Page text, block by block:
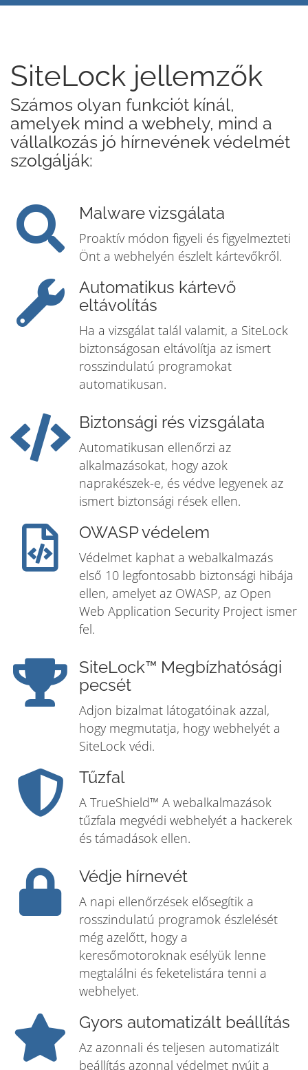
SiteLock jellemzők
Számos olyan funkciót kínál,
amelyek mind a webhely, mind a
vállalkozás jó hírnevének védelmét
szolgálják:
Malware vizsgálata
Proaktív módon figyeli és figyelmezteti
Önt a webhelyén észlelt kártevőkről.
Automatikus kártevő
eltávolítás
Ha a vizsgálat talál valamit, a SiteLock
biztonságosan eltávolítja az ismert
rosszindulatú programokat
automatikusan.
Biztonsági rés vizsgálata
Automatikusan ellenőrzi az
alkalmazásokat, hogy azok
naprakészek-e, és védve legyenek az
ismert biztonsági rések ellen.
OWASP védelem
Védelmet kaphat a webalkalmazás
első 10 legfontosabb biztonsági hibája
ellen, amelyet az OWASP, az Open
Web Application Security Project ismer
fel.
SiteLock™ Megbízhatósági
pecsét
Adjon bizalmat látogatóinak azzal,
hogy megmutatja, hogy webhelyét a
SiteLock védi.
Tűzfal
A TrueShield™ A webalkalmazások
tűzfala megvédi webhelyét a hackerek
és támadások ellen.
Védje hírnevét
A napi ellenőrzések elősegítik a
rosszindulatú programok észlelését
még azelőtt, hogy a
keresőmotoroknak esélyük lenne
megtalálni és feketelistára tenni a
webhelyet.
Gyors automatizált beállítás
Az azonnali és teljesen automatizált
beállítás azonnal védelmet nyújt a